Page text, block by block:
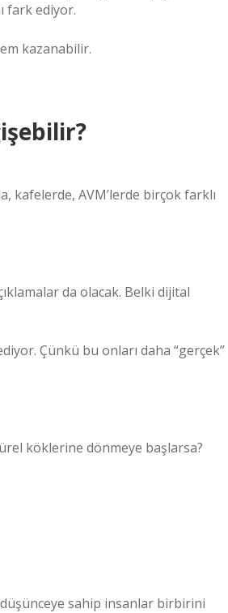
fark ediyor.
kazanabilir.
kafelerde, AVM’lerde birçok farklı
da olacak. Belki dijital
Çünkü bu onları daha “gerçek”
köklerine dönmeye başlarsa?
düşünceye sahip insanlar birbirini